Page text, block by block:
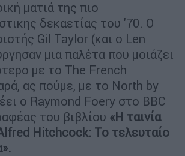
ματιά της πιο
δεκαετίας του '70. Ο
Gil Taylor (και ο Len
μια παλέτα που μοιάζει
με το The French
ας πούμε, με το North by
ο Raymond Foery στο BBC
του βιβλίου «Η ταινία
Hitchcock: Το τελευταίο